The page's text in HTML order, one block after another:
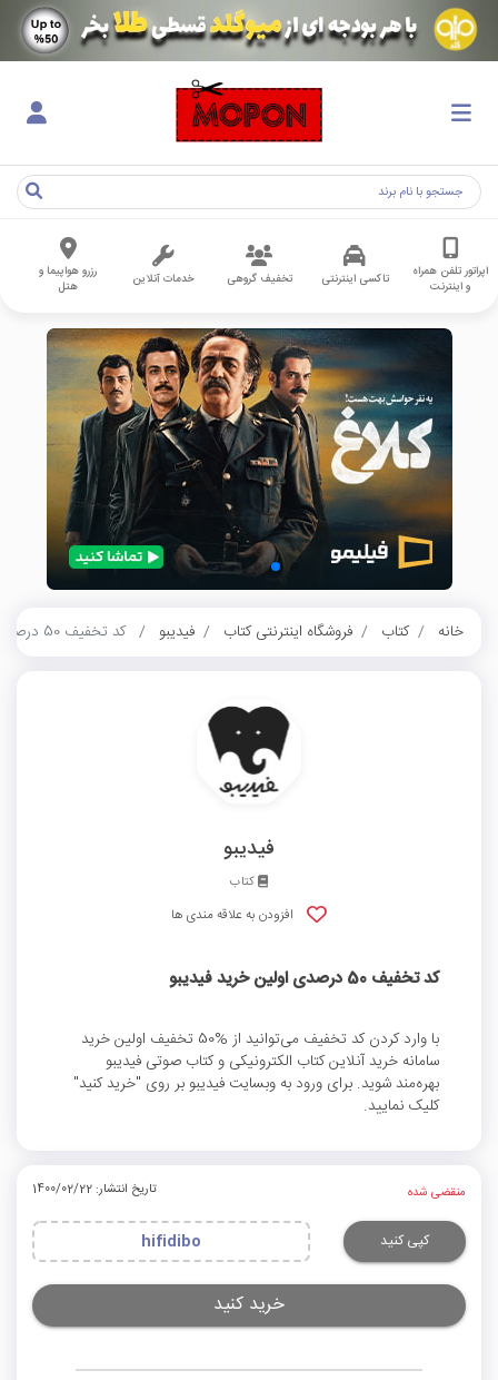
اپراتور تلفن همراه
و اینترنت
تاکسی اینترنتی تخفیف گروهی خدمات آنلاین
رزرو هواپیما و
هتل
خانه کتاب فروشگاه اینترنتی کتاب فیدیبو کد تخفیف 50 درصدی اولین خرید فیدیبو
فیدیبو
کتاب
افزودن به علاقه مندی ها
کد تخفیف 50 درصدی اولین خرید فیدیبو
با وارد کردن کد تخفیف می‌توانید از %50 تخفیف اولین خرید
سامانه خرید آنلاین کتاب الکترونیکی و کتاب صوتی فیدیبو
بهره‌مند شوید. برای ورود به وبسایت فیدیبو بر روی "خرید کنید"
کلیک نمایید.
منقضی شده تاریخ انتشار: 1400/02/22
کپی کنید hifidibo
خرید کنید